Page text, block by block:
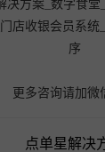
更多咨询请加微
点单星解决